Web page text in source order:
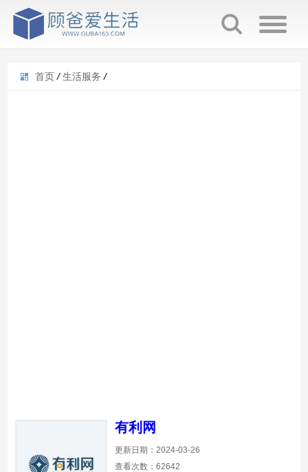
首页 / 生活服务 /
有利网
更新日期：2024-03-26
查看次数：62642